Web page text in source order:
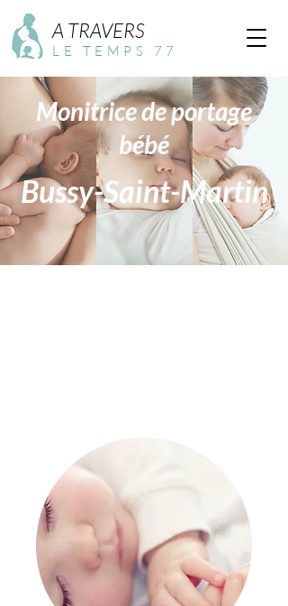
LE TEMPS 77
A TRAVERS
Monitrice de portage
bébé
Bussy-Saint-Martin